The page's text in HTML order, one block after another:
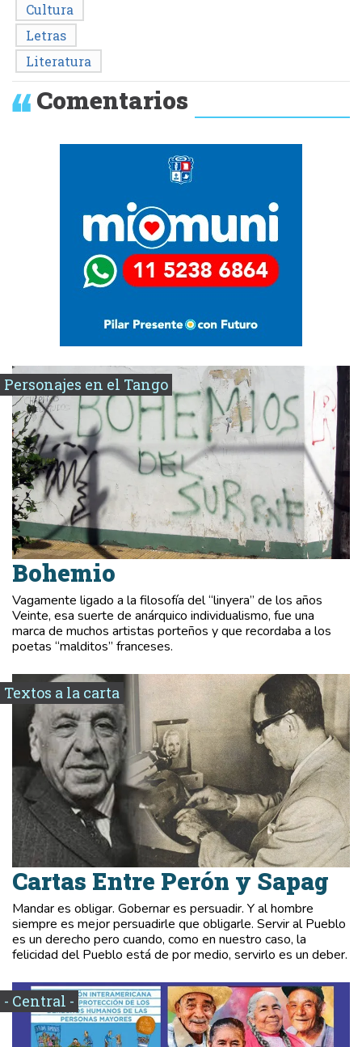
Cultura
Letras
Literatura
Comentarios
Personajes en el Tango
Bohemio
Vagamente ligado a la filosofía del “linyera” de los años
Veinte, esa suerte de anárquico individualismo, fue una
marca de muchos artistas porteños y que recordaba a los
poetas “malditos” franceses.
Textos a la carta
Cartas Entre Perón y Sapag
Mandar es obligar. Gobernar es persuadir. Y al hombre
siempre es mejor persuadirle que obligarle. Servir al Pueblo
es un derecho pero cuando, como en nuestro caso, la
felicidad del Pueblo está de por medio, servirlo es un deber.
- Central -